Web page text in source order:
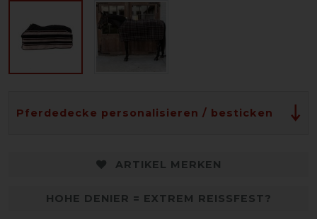
Pferdedecke personalisieren / besticken
ARTIKEL MERKEN
HOHE DENIER = EXTREM REISSFEST?